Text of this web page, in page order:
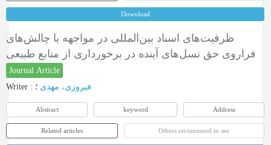
Download
ظرفیت‌های اسناد بین‌المللی در مواجهه با چالش‌های
فراروی حق نسل‌های آینده در برخورداری از منابع طبیعی
Journal Article
Writer : فیروزی، مهدی ؛
Abstract keyword Address
Related articles Others recommend to see